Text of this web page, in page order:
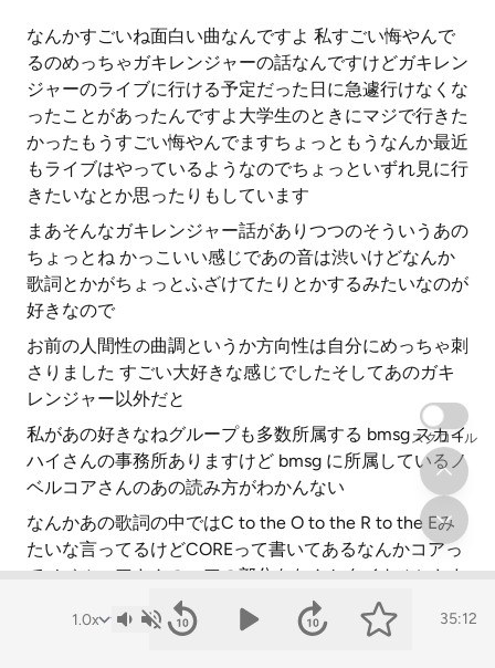
なんかすごいね面白い曲なんですよ 私すごい悔やんで
るのめっちゃガキレンジャーの話なんですけどガキレン
ジャーのライブに行ける予定だった日に急遽行けなくな
ったことがあったんですよ大学生のときにマジで行きた
かったもうすごい悔やんでますちょっともうなんか最近
もライブはやっているようなのでちょっといずれ見に行
きたいなとか思ったりもしています
まあそんなガキレンジャー話がありつつのそういうあの
ちょっとね かっこいい感じであの音は渋いけどなんか
歌詞とかがちょっとふざけてたりとかするみたいなのが
好きなので
お前の人間性の曲調というか方向性は自分にめっちゃ刺
さりました すごい大好きな感じでしたそしてあのガキ
レンジャー以外だと
私があの好きなねグループも多数所属する bmsg スカイ
ハイさんの事務所ありますけど bmsg に所属しているノ
ベルコアさんのあの読み方がわかんない
なんかあの歌詞の中ではC to the O to the R to the Eみ
たいな言ってるけどCOREって書いてあるなんかコアっ
てノベルコアさんのコアの部分をなんかタイトルにした
曲があるんですけど
あれもあの結構なんかノベルコアさんの思っていること
35:12
スクロール